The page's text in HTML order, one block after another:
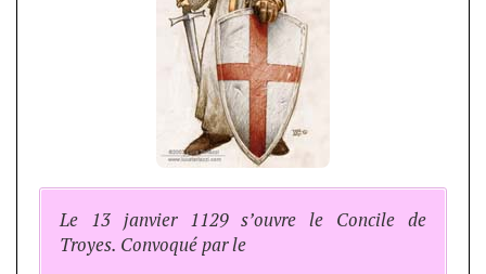
Le 13 janvier 1129 s’ouvre le Concile de
Troyes. Convoqué par le